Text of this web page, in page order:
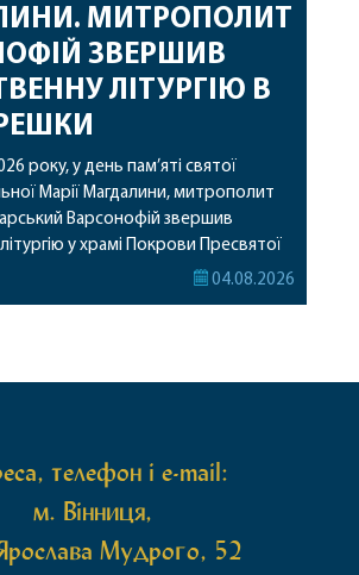
МИТРОПОЛИТ
ЗВЕРШИВ
ЛІТУРГІЮ В
року, у день пам’яті святої
Марії Магдалини, митрополит
Варсонофій звершив
у храмі Покрови Пресвятої
Терешки Барського благочиння.
04.08.2026
телефон і e-mail:
м. Вінниця,
Мудрого, 52